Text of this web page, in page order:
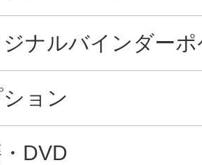
ナルバインダー
ョン
DVD